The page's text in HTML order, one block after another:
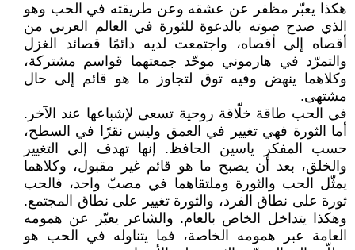
هكذا يعبّر مظفر عن عشقه وعن طريقته في الحب وهو
الذي صدح صوته بالدعوة للثورة في العالم العربي من
أقصاه إلى أقصاه، واجتمعت لديه دائمًا قصائد الغزل
والتمرّد في هارموني موحّد جمعتهما قواسم مشتركة،
وكلاهما ينهض وفيه توق لتجاوز ما هو قائم إلى حال
مشتهى.
في الحب طاقة خلّاقة روحية تسعى لإشباعها عند الآخر.
أما الثورة فهي تغيير في العمق وليس نقرًا في السطح،
حسب المفكر ياسين الحافظ. إنها تهدف إلى التغيير
والخلق، بعد أن يصبح ما هو قائم غير مقبول، وكلاهما
يمثّل الحب والثورة وملتقاهما في مصبّ واحد، فالحب
ثورة على نطاق الفرد، والثورة تغيير على نطاق المجتمع.
وهكذا يتداخل الخاص بالعام. والشاعر يعبّر عن همومه
العامة عبر همومه الخاصة، فما يتناوله في الحب هو